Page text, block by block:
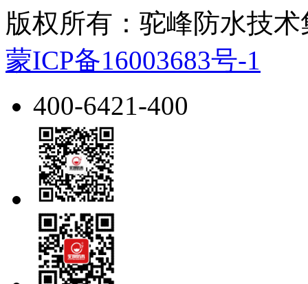
版权所有：驼峰防水技
蒙ICP备16003683号-1
400-6421-400